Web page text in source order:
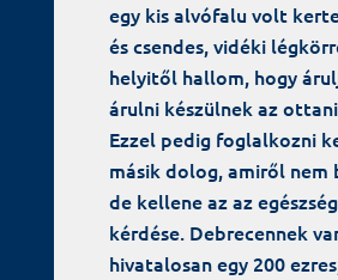
egy kis alvófalu volt
és csendes, vidéki
helyitől hallom, hogy
árulni készülnek az
Ezzel pedig foglalkozni
másik dolog, amiről nem
de kellene az az
kérdése. Debrecennek
hivatalosan egy 200